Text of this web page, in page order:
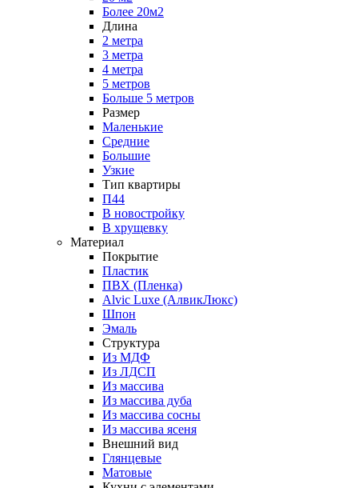
Более 20м2
Длина
2 метра
3 метра
4 метра
5 метров
Больше 5 метров
Размер
Маленькие
Средние
Большие
Узкие
Тип квартиры
П44
В новостройку
В хрущевку
Материал
Покрытие
Пластик
ПВХ (Пленка)
Alvic Luxe (АлвикЛюкс)
Шпон
Эмаль
Структура
Из МДФ
Из ЛДСП
Из массива
Из массива дуба
Из массива сосны
Из массива ясеня
Внешний вид
Глянцевые
Матовые